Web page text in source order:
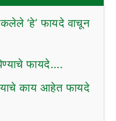
‘हे’ फायदे वाचून
फायदे….
काय आहेत फायदे